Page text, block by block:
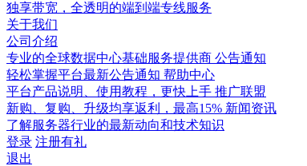
独享带宽，全透明的端到端专线服务
关于我们
公司介绍
专业的全球数据中心基础服务提供商 公告通知
轻松掌握平台最新公告通知 帮助中心
平台产品说明、使用教程，更快上手 推广联盟
新购、复购、升级均享返利，最高15% 新闻资讯
了解服务器行业的最新动向和技术知识
登录 注册有礼
退出